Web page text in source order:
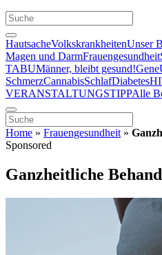
HautsacheVolkskrankheitenUnser
Magen und DarmFrauengesundheit
TABUMänner, bleibt gesund!Gene
SchmerzCannabisSchlafDiabetes
VERANSTALTUNGSTIPPAlle
Home » Frauengesundheit »
Sponsored
Ganzheitliche